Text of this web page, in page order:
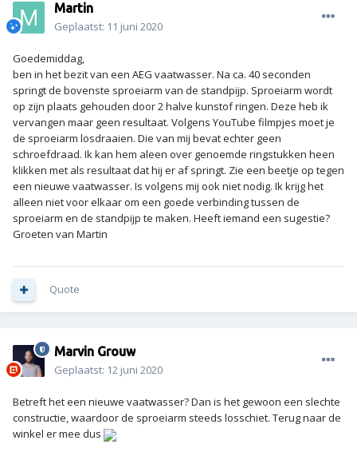
Martin
Geplaatst: 11 juni 2020
Goedemiddag,
ben in het bezit van een AEG vaatwasser. Na ca. 40 seconden
springt de bovenste sproeiarm van de standpijp. Sproeiarm wordt
op zijn plaats gehouden door 2 halve kunstof ringen. Deze heb ik
vervangen maar geen resultaat. Volgens YouTube filmpjes moet je
de sproeiarm losdraaien. Die van mij bevat echter geen
schroefdraad. Ik kan hem aleen over genoemde ringstukken heen
klikken met als resultaat dat hij er af springt. Zie een beetje op tegen
een nieuwe vaatwasser. Is volgens mij ook niet nodig. Ik krijg het
alleen niet voor elkaar om een goede verbinding tussen de
sproeiarm en de standpijp te maken. Heeft iemand een sugestie?
Groeten van Martin
Quote
Marvin Grouw
Geplaatst: 12 juni 2020
Betreft het een nieuwe vaatwasser? Dan is het gewoon een slechte
constructie, waardoor de sproeiarm steeds losschiet. Terug naar de
winkel er mee dus